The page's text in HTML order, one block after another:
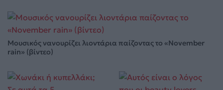
Μουσικός νανουρίζει λιοντάρια παίζοντας το «November
rain» (βίντεο)